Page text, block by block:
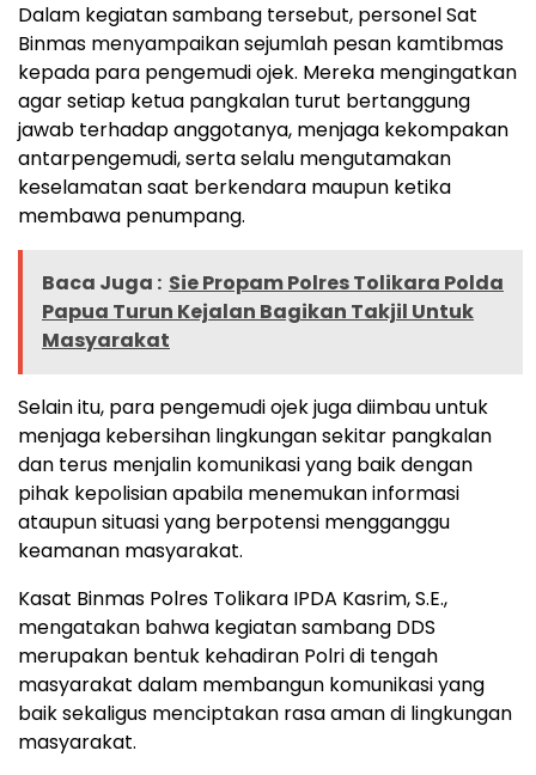
Dalam kegiatan sambang tersebut, personel Sat
Binmas menyampaikan sejumlah pesan kamtibmas
kepada para pengemudi ojek. Mereka mengingatkan
agar setiap ketua pangkalan turut bertanggung
jawab terhadap anggotanya, menjaga kekompakan
antarpengemudi, serta selalu mengutamakan
keselamatan saat berkendara maupun ketika
membawa penumpang.
Baca Juga : Sie Propam Polres Tolikara Polda
Papua Turun Kejalan Bagikan Takjil Untuk
Masyarakat
Selain itu, para pengemudi ojek juga diimbau untuk
menjaga kebersihan lingkungan sekitar pangkalan
dan terus menjalin komunikasi yang baik dengan
pihak kepolisian apabila menemukan informasi
ataupun situasi yang berpotensi mengganggu
keamanan masyarakat.
Kasat Binmas Polres Tolikara IPDA Kasrim, S.E.,
mengatakan bahwa kegiatan sambang DDS
merupakan bentuk kehadiran Polri di tengah
masyarakat dalam membangun komunikasi yang
baik sekaligus menciptakan rasa aman di lingkungan
masyarakat.